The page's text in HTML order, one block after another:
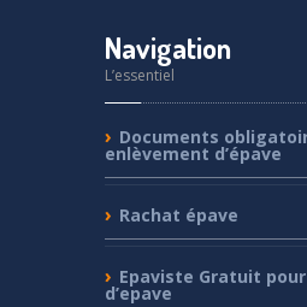
Navigation
L’essentiel
Documents
enlèvement d’épave
Rachat épave
Epaviste Gratuit
d’epave